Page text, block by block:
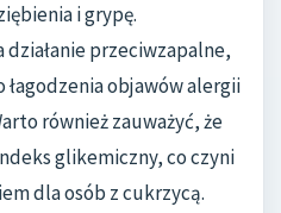
i grypę.
przeciwzapalne,
łagodzenia objawów alergii
również zauważyć, że
glikemiczny, co czyni
dla osób z cukrzycą.